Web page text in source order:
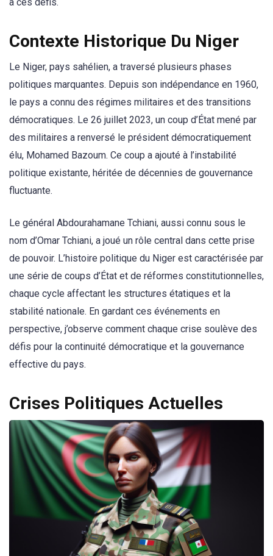
Contexte Historique Du Niger
Le Niger, pays sahélien, a traversé plusieurs phases
politiques marquantes. Depuis son indépendance en 1960,
le pays a connu des régimes militaires et des transitions
démocratiques. Le 26 juillet 2023, un coup d’État mené par
des militaires a renversé le président démocratiquement
élu, Mohamed Bazoum. Ce coup a ajouté à l’instabilité
politique existante, héritée de décennies de gouvernance
fluctuante.
Le général Abdourahamane Tchiani, aussi connu sous le
nom d’Omar Tchiani, a joué un rôle central dans cette prise
de pouvoir. L’histoire politique du Niger est caractérisée par
une série de coups d’État et de réformes constitutionnelles,
chaque cycle affectant les structures étatiques et la
stabilité nationale. En gardant ces événements en
perspective, j’observe comment chaque crise soulève des
défis pour la continuité démocratique et la gouvernance
effective du pays.
Crises Politiques Actuelles